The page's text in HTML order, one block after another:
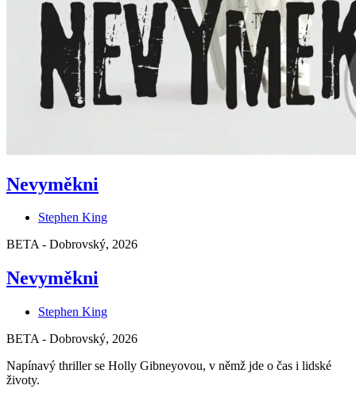
Nevyměkni
Stephen King
BETA - Dobrovský, 2026
Nevyměkni
Stephen King
BETA - Dobrovský, 2026
Napínavý thriller se Holly Gibneyovou, v němž jde o čas i lidské
životy.